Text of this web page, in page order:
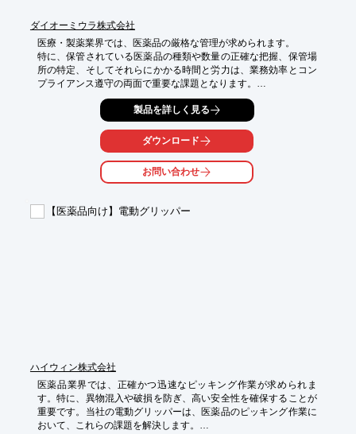
ダイオーミウラ株式会社
医療・製薬業界では、医薬品の厳格な管理が求められます。
特に、保管されている医薬品の種類や数量の正確な把握、保管場
所の特定、そしてそれらにかかる時間と労力は、業務効率とコン
プライアンス遵守の両面で重要な課題となります。
バーコードや目視での管理では、膨大な手間と時間がかかり、記
入漏れや誤った情報管理のリスクも伴います。
また、医薬品の誤った配置や在庫状況の不明瞭さは、必要な時に
医薬品が見つからない、あるいは期限切れの医薬品を使用してし
まうといった事態につながる可能性があります。
当社は、RFID技術を活用することで、これらの課題を解決し、医
薬品管理の効率化と正確性の向上を支援します。
【活用シーン】
・医薬品の正確な在庫状況の把握
製品を詳しく見る
ダウンロード
お問い合わせ
【医薬品向け】電動グリッパー
ハイウィン株式会社
医薬品業界では、正確かつ迅速なピッキング作業が求められま
す。特に、異物混入や破損を防ぎ、高い安全性を確保することが
重要です。当社の電動グリッパーは、医薬品のピッキング作業に
おいて、これらの課題を解決します。